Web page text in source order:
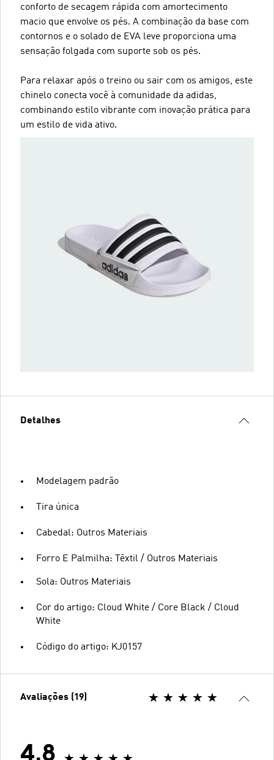
conforto de secagem rápida com amortecimento
macio que envolve os pés. A combinação da base com
contornos e o solado de EVA leve proporciona uma
sensação folgada com suporte sob os pés.
Para relaxar após o treino ou sair com os amigos, este
chinelo conecta você à comunidade da adidas,
combinando estilo vibrante com inovação prática para
um estilo de vida ativo.
Detalhes
Modelagem padrão
Tira única
Cabedal: Outros Materiais
Forro E Palmilha: Têxtil / Outros Materiais
Sola: Outros Materiais
Cor do artigo: Cloud White / Core Black / Cloud
White
Código do artigo: KJ0157
Avaliações (19)
4.8